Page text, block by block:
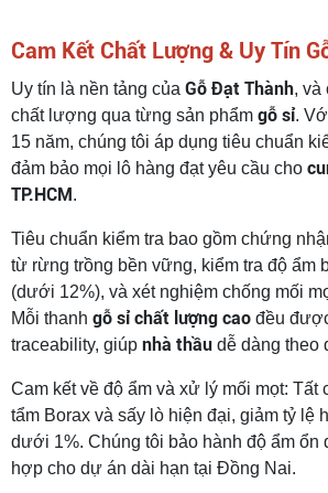
Cam Kết Chất Lượng & Uy Tín
Uy tín là nền tảng của Gỗ Đạt Thành, và
chất lượng qua từng sản phẩm gỗ sỉ.
15 năm, chúng tôi áp dụng tiêu chuẩn
đảm bảo mọi lô hàng đạt yêu cầu cho
TP.HCM.
Tiêu chuẩn kiểm tra bao gồm chứng
từ rừng trồng bền vững, kiểm tra độ ẩm
(dưới 12%), và xét nghiệm chống mối
Mỗi thanh gỗ sỉ chất lượng cao đều
traceability, giúp nhà thầu dễ dàng theo
Cam kết về độ ẩm và xử lý mối mọt: Tất
tẩm Borax và sấy lò hiện đại, giảm tỷ lệ
dưới 1%. Chúng tôi bảo hành độ ẩm ổn
hợp cho dự án dài hạn tại Đồng Nai.